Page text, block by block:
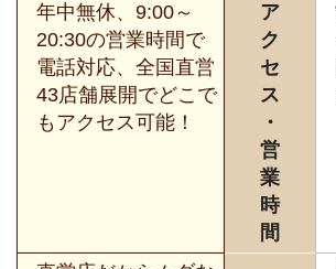
年中無休、9:00～
20:30の営業時間で
電話対応、全国直営
43店舗展開でどこで
もアクセス可能！
ア
ク
セ
ス
・
営
業
時
間